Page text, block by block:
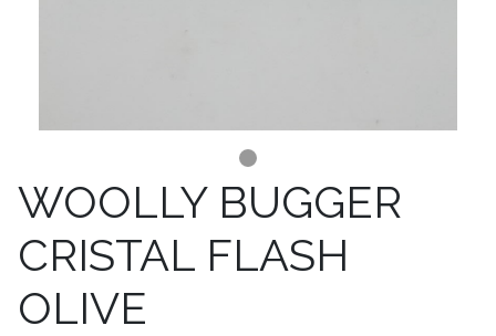
WOOLLY BUGGER
CRISTAL FLASH
OLIVE